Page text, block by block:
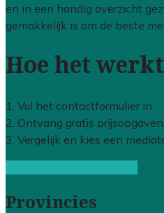
en in een handig overzicht
gemakkelijk is om de beste
Hoe het
1. Vul het contactformulier in
2. Ontvang gratis prijsopgaven
3. Vergelijk en kies een
Provincies